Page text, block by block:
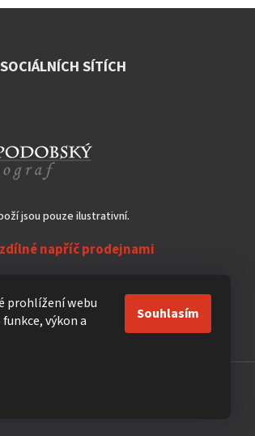
prohlížení webu
výkon a
Souhlasím
SÍTÍCH
jsou pouze ilustrativní.
napříč prodejnami